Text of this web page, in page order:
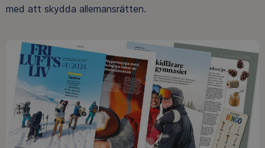
med att skydda allemansrätten.